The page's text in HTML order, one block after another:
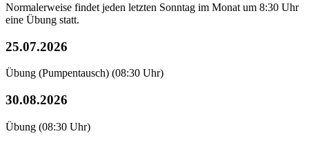
Normalerweise findet jeden letzten Sonntag im Monat um 8:30 Uhr
eine Übung statt.
25.07.2026
Übung (Pumpentausch) (08:30 Uhr)
30.08.2026
Übung (08:30 Uhr)